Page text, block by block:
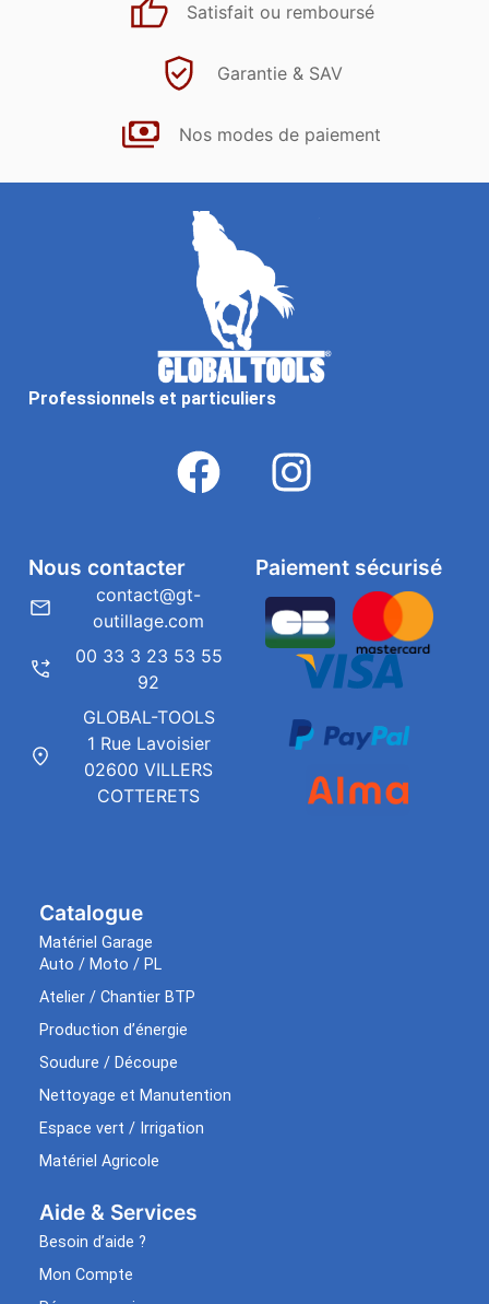
Satisfait ou remboursé
Garantie & SAV
Nos modes de paiement
Professionnels et particuliers
Catalogue
Matériel Garage
Auto / Moto / PL
Atelier / Chantier BTP
Production d’énergie
Soudure / Découpe
Nettoyage et Manutention
Espace vert / Irrigation
Matériel Agricole
Aide & Services​
Besoin d’aide ?
Mon Compte
Paiement sécurisé
Nous contacter
contact@gt-
outillage.com
00 33 3 23 53 55
92
GLOBAL-TOOLS
1 Rue Lavoisier
02600 VILLERS
COTTERETS